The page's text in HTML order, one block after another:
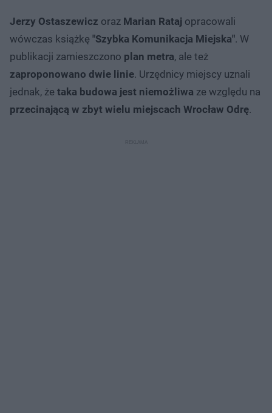
Jerzy Ostaszewicz oraz Marian Rataj opracowali
wówczas książkę "Szybka Komunikacja Miejska". W
publikacji zamieszczono plan metra, ale też
zaproponowano dwie linie. Urzędnicy miejscy uznali
jednak, że taka budowa jest niemożliwa ze względu na
przecinającą w zbyt wielu miejscach Wrocław Odrę.